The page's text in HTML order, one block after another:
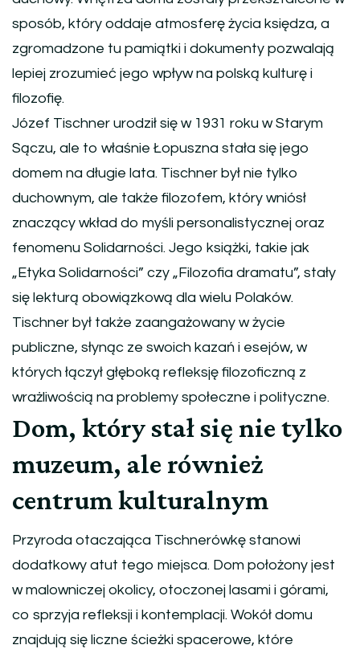
sposób, który oddaje atmosferę życia księdza, a
zgromadzone tu pamiątki i dokumenty pozwalają
lepiej zrozumieć jego wpływ na polską kulturę i
filozofię.
Józef Tischner urodził się w 1931 roku w Starym
Sączu, ale to właśnie Łopuszna stała się jego
domem na długie lata. Tischner był nie tylko
duchownym, ale także filozofem, który wniósł
znaczący wkład do myśli personalistycznej oraz
fenomenu Solidarności. Jego książki, takie jak
„Etyka Solidarności” czy „Filozofia dramatu”, stały
się lekturą obowiązkową dla wielu Polaków.
Tischner był także zaangażowany w życie
publiczne, słynąc ze swoich kazań i esejów, w
których łączył głęboką refleksję filozoficzną z
wrażliwością na problemy społeczne i polityczne.
Dom, który stał się nie tylko
muzeum, ale również
centrum kulturalnym
Przyroda otaczająca Tischnerówkę stanowi
dodatkowy atut tego miejsca. Dom położony jest
w malowniczej okolicy, otoczonej lasami i górami,
co sprzyja refleksji i kontemplacji. Wokół domu
znajdują się liczne ścieżki spacerowe, które